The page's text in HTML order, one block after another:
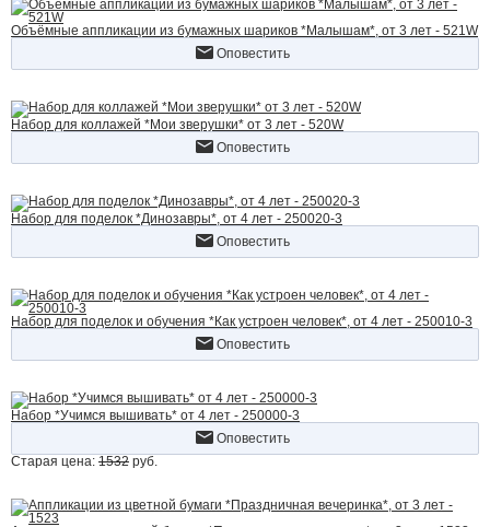
Объёмные аппликации из бумажных шариков *Малышам*, от 3 лет - 521W
Оповестить
Набор для коллажей *Мои зверушки* от 3 лет - 520W
Оповестить
Набор для поделок *Динозавры*, от 4 лет - 250020-3
Оповестить
Набор для поделок и обучения *Как устроен человек*, от 4 лет - 250010-3
Оповестить
Набор *Учимся вышивать* от 4 лет - 250000-3
Оповестить
Старая цена: 1532 руб.